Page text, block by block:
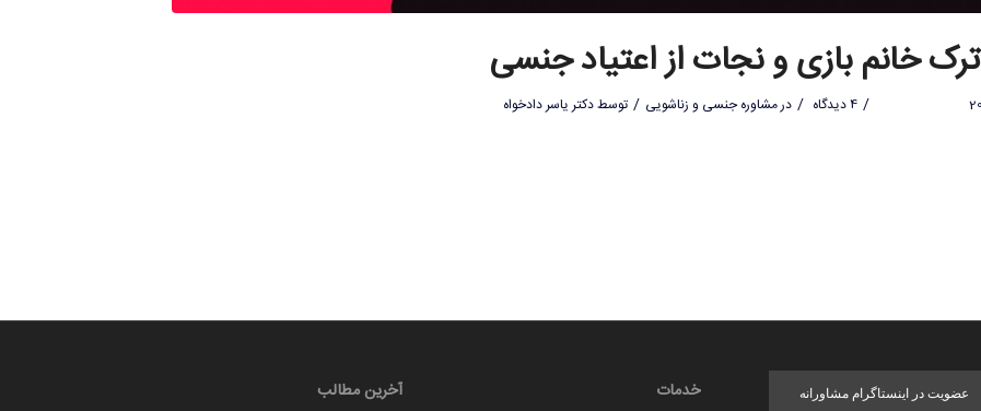
ترک خانم بازی و نجات از اعتیاد جنسی
/ 4 دیدگاه / درمشاوره جنسی و زناشویی / توسطدکتر یاسر دادخواه
عضویت در اینستاگرام مشاورانه خدمات آخرین مطالب